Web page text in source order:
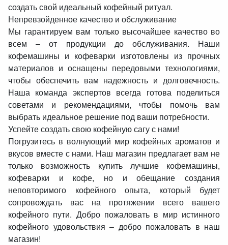
создать свой идеальный кофейный ритуал.
Непревзойденное качество и обслуживание
Мы гарантируем вам только высочайшее качество во
всем – от продукции до обслуживания. Наши
кофемашины и кофеварки изготовлены из прочных
материалов и оснащены передовыми технологиями,
чтобы обеспечить вам надежность и долговечность.
Наша команда экспертов всегда готова поделиться
советами и рекомендациями, чтобы помочь вам
выбрать идеальное решение под ваши потребности.
Успейте создать свою кофейную сагу с нами!
Погрузитесь в волнующий мир кофейных ароматов и
вкусов вместе с нами. Наш магазин предлагает вам не
только возможность купить лучшие кофемашины,
кофеварки и кофе, но и обещание создания
неповторимого кофейного опыта, который будет
сопровождать вас на протяжении всего вашего
кофейного пути. Добро пожаловать в мир истинного
кофейного удовольствия – добро пожаловать в наш
магазин!